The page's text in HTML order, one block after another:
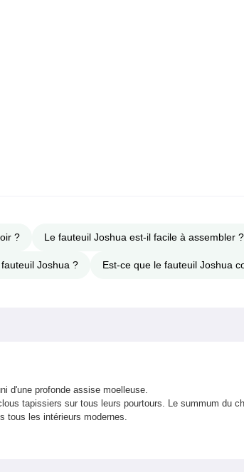
? Le fauteuil Joshua est-il facile à assembler ?
Joshua ? Est-ce que le fauteuil Joshua
d'une profonde assise moelleuse.
tapissiers sur tous leurs pourtours. Le summum du
tous les intérieurs modernes.